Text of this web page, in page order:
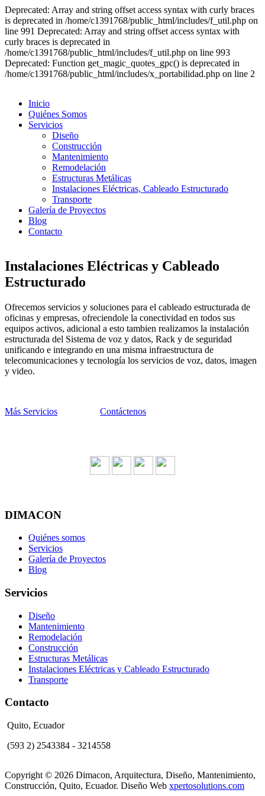
Deprecated: Array and string offset access syntax with curly braces
is deprecated in /home/c1391768/public_html/includes/f_util.php on
line 991 Deprecated: Array and string offset access syntax with
curly braces is deprecated in
/home/c1391768/public_html/includes/f_util.php on line 993
Deprecated: Function get_magic_quotes_gpc() is deprecated in
/home/c1391768/public_html/includes/x_portabilidad.php on line 2
Inicio
Quiénes Somos
Servicios
Diseño
Construcción
Mantenimiento
Remodelación
Estructuras Metálicas
Instalaciones Eléctricas, Cableado Estructurado
Transporte
Galería de Proyectos
Blog
Contacto
Instalaciones Eléctricas y Cableado
Estructurado
Ofrecemos servicios y soluciones para el cableado estructurada de
oficinas y empresas, ofreciendole la conectividad en todos sus
equipos activos, adicional a esto tambien realizamos la instalación
estructurada del Sistema de voz y datos, Rack y de seguridad
unificando e integrando en una misma infraestructura de
telecomunicaciones y tecnología los servicios de voz, datos, imagen
y video.
Más Servicios Contáctenos
DIMACON
Quiénes somos
Servicios
Galería de Proyectos
Blog
Servicios
Diseño
Mantenimiento
Remodelación
Construcción
Estructuras Metálicas
Instalaciones Eléctricas y Cableado Estructurado
Transporte
Contacto
Quito, Ecuador
(593 2) 2543384 - 3214558
Copyright © 2026 Dimacon, Arquitectura, Diseño, Mantenimiento,
Construcción, Quito, Ecuador. Diseño Web xpertosolutions.com